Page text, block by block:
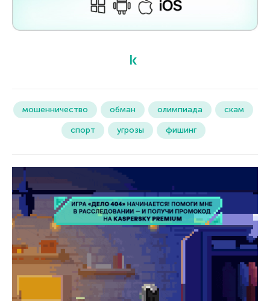
мошенничество обман олимпиада
скам
спорт
угрозы фишинг